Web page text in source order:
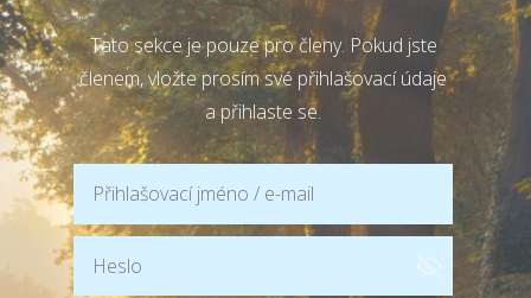
Tato sekce je pouze pro členy. Pokud jste
členem, vložte prosím své přihlašovací údaje
a přihlaste se.